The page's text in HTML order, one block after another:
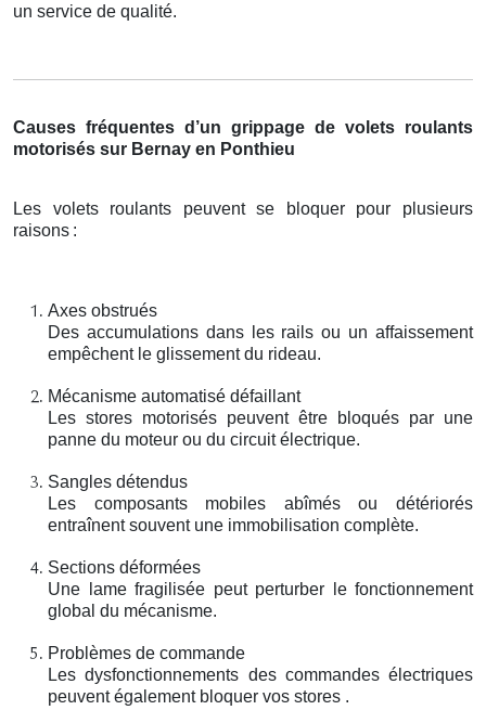
un service de qualité.
Causes fréquentes d’un grippage de volets roulants
motorisés sur Bernay en Ponthieu
Les volets roulants peuvent se bloquer pour plusieurs
raisons :
Axes obstrués
Des accumulations dans les rails ou un affaissement
empêchent le glissement du rideau.
Mécanisme automatisé défaillant
Les stores motorisés peuvent être bloqués par une
panne du moteur ou du circuit électrique.
Sangles détendus
Les composants mobiles abîmés ou détériorés
entraînent souvent une immobilisation complète.
Sections déformées
Une lame fragilisée peut perturber le fonctionnement
global du mécanisme.
Problèmes de commande
Les dysfonctionnements des commandes électriques
peuvent également bloquer vos stores .